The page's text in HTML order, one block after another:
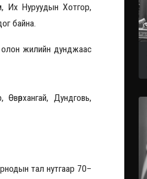
Их Нуруудын Хотгор,
байна.
жилийн дунджаас
Дундговь,
тал нутгаар 70–